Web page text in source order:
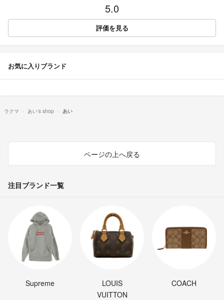
5.0
評価を見る
お気に入りブランド
ラクマ あい's shop あい
ページの上へ戻る
注目ブランド一覧
Supreme
LOUIS
VUITTON
COACH